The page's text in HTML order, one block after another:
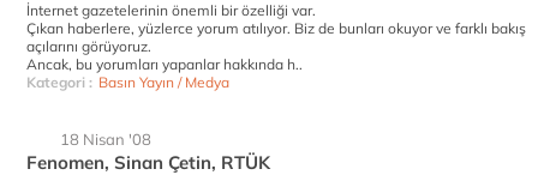
İnternet gazetelerinin önemli bir özelliği var.
Çıkan haberlere, yüzlerce yorum atılıyor. Biz de bunları okuyor ve farklı bakış
açılarını görüyoruz.
Ancak, bu yorumları yapanlar hakkında h..
Kategori : Basın Yayın / Medya
18 Nisan '08
Fenomen, Sinan Çetin, RTÜK